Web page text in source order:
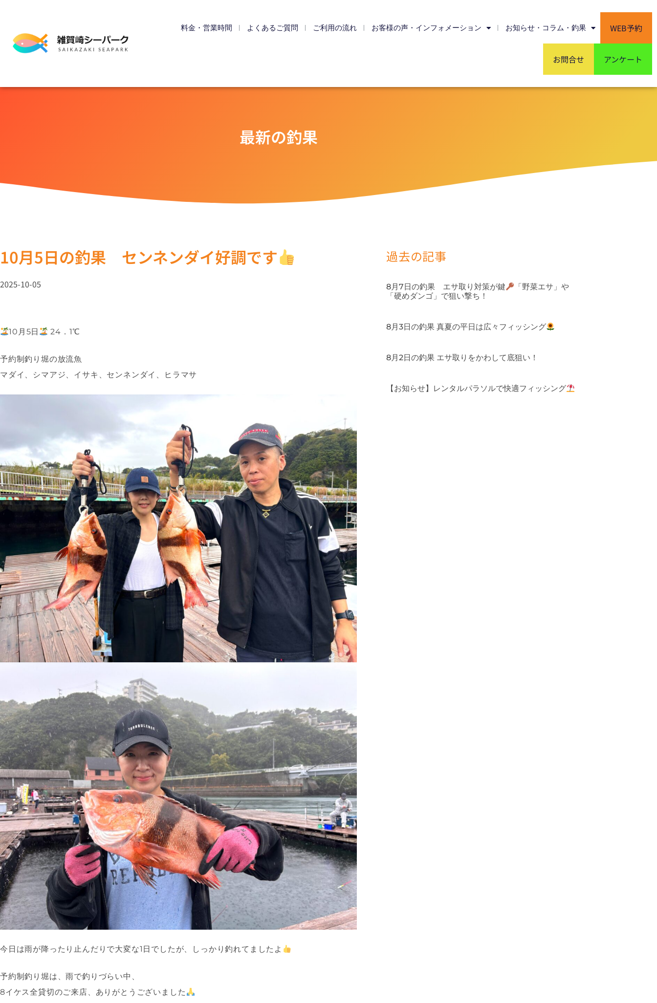
料金・営業時間 よくあるご質問 ご利用の流れ お客様の声・インフォメーション お知らせ・コラム・釣果 WEB予約
お問合せ アンケート
最新の釣果
10月5日の釣果 センネンダイ好調です
2025-10-05
10月5日 24．1℃
予約制釣り堀の放流魚
マダイ、シマアジ、イサキ、センネンダイ、ヒラマサ
今日は雨が降ったり止んだりで大変な1日でしたが、しっかり釣れてましたよ
予約制釣り堀は、雨で釣りづらい中、
8イケス全貸切のご来店、ありがとうございました
過去の記事
8月7日の釣果 エサ取り対策が鍵
「野菜エサ」や
「硬めダンゴ」で狙い撃ち！
8月3日の釣果 真夏の平日は広々フィッシング
8月2日の釣果 エサ取りをかわして底狙い！
【お知らせ】レンタルパラソルで快適フィッシング